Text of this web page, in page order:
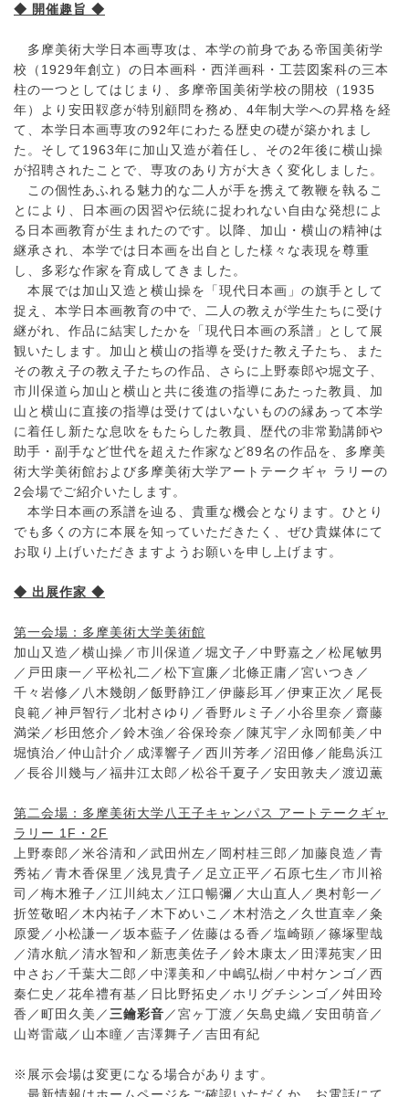
◆ 開催趣旨 ◆
多摩美術大学日本画専攻は、本学の前身である帝国美術学
校（1929年創立）の日本画科・西洋画科・工芸図案科の三本
柱の一つとしてはじまり、多摩帝国美術学校の開校（1935
年）より安田靫彦が特別顧問を務め、4年制大学への昇格を経
て、本学日本画専攻の92年にわたる歴史の礎が築かれまし
た。そして1963年に加山又造が着任し、その2年後に横山操
が招聘されたことで、専攻のあり方が大きく変化しました。
この個性あふれる魅力的な二人が手を携えて教鞭を執るこ
とにより、日本画の因習や伝統に捉われない自由な発想によ
る日本画教育が生まれたのです。以降、加山・横山の精神は
継承され、本学では日本画を出自とした様々な表現を尊重
し、多彩な作家を育成してきました。
本展では加山又造と横山操を「現代日本画」の旗手として
捉え、本学日本画教育の中で、二人の教えが学生たちに受け
継がれ、作品に結実したかを「現代日本画の系譜」として展
観いたします。加山と横山の指導を受けた教え子たち、また
その教え子の教え子たちの作品、さらに上野泰郎や堀文子、
市川保道ら加山と横山と共に後進の指導にあたった教員、加
山と横山に直接の指導は受けてはいないものの縁あって本学
に着任し新たな息吹をもたらした教員、歴代の非常勤講師や
助手・副手など世代を超えた作家など89名の作品を、多摩美
術大学美術館および多摩美術大学アートテークギャ ラリーの
2会場でご紹介いたします。
本学日本画の系譜を辿る、貴重な機会となります。ひとり
でも多くの方に本展を知っていただきたく、ぜひ貴媒体にて
お取り上げいただきますようお願いを申し上げます。
◆ 出展作家 ◆
第一会場：多摩美術大学美術館
加山又造／横山操／市川保道／堀文子／中野嘉之／松尾敏男
／戸田康一／平松礼二／松下宣廉／北條正庸／宮いつき／
千々岩修／八木幾朗／飯野静江／伊藤髟耳／伊東正次／尾長
良範／神戸智行／北村さゆり／香野ルミ子／小谷里奈／齋藤
満栄／杉田悠介／鈴木強／谷保玲奈／陳芃宇／永岡郁美／中
堀慎治／仲山計介／成澤響子／西川芳孝／沼田修／能島浜江
／長谷川幾与／福井江太郎／松谷千夏子／安田敦夫／渡辺薫
第二会場：多摩美術大学八王子キャンパス アートテークギャ
ラリー 1F・2F
上野泰郎／米谷清和／武田州左／岡村桂三郎／加藤良造／青
秀祐／青木香保里／浅見貴子／足立正平／石原七生／市川裕
司／梅木雅子／江川純太／江口暢彌／大山直人／奥村彰一／
折笠敬昭／木内祐子／木下めいこ／木村浩之／久世直幸／粂
原愛／小松謙一／坂本藍子／佐藤はる香／塩崎顕／篠塚聖哉
／清水航／清水智和／新恵美佐子／鈴木康太／田澤苑実／田
中さお／千葉大二郎／中澤美和／中嶋弘樹／中村ケンゴ／西
秦仁史／花牟禮有基／日比野拓史／ホリグチシンゴ／舛田玲
香／町田久美／ 三鑰彩音 ／宮ヶ丁渡／矢島史織／安田萌音／
山嵜雷蔵／山本瞳／吉澤舞子／吉田有紀
※展示会場は変更になる場合があります。
最新情報はホームページをご確認いただくか、お電話にて